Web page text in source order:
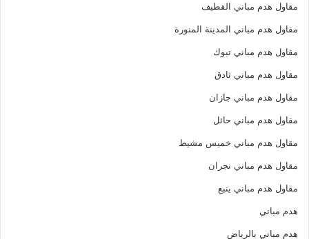
مقاول هدم مباني القطيف
مقاول هدم مباني المدينة المنورة
مقاول هدم مباني تبوك
مقاول هدم مباني ثادق
مقاول هدم مباني جازان
مقاول هدم مباني حائل
مقاول هدم مباني خميس مشيط
مقاول هدم مباني نجران
مقاول هدم مباني ينبع
هدم مباني
هدم مباني بالرياض